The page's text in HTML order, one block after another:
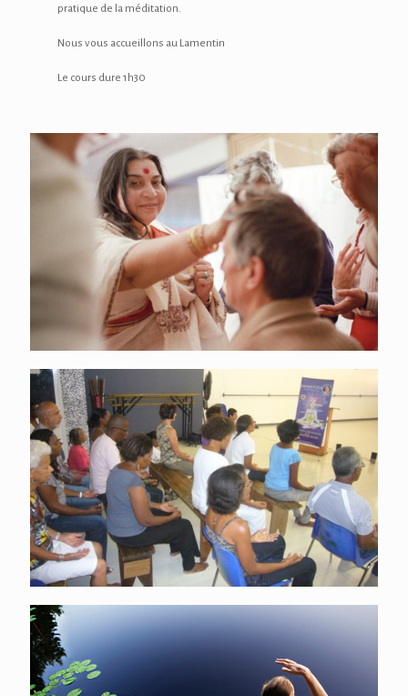
pratique de la méditation.
Nous vous accueillons au Lamentin
Le cours dure 1h30
SAHAJA YOGA
NOS COURS EN MARTINIQUE